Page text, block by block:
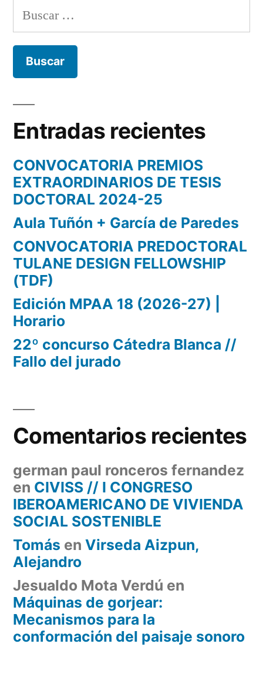
Buscar:
Entradas recientes
CONVOCATORIA PREMIOS
EXTRAORDINARIOS DE TESIS
DOCTORAL 2024-25
Aula Tuñón + García de Paredes
CONVOCATORIA PREDOCTORAL
TULANE DESIGN FELLOWSHIP
(TDF)
Edición MPAA 18 (2026-27) |
Horario
22º concurso Cátedra Blanca //
Fallo del jurado
Comentarios recientes
german paul ronceros fernandez
en CIVISS // I CONGRESO
IBEROAMERICANO DE VIVIENDA
SOCIAL SOSTENIBLE
Tomás en Virseda Aizpun,
Alejandro
Jesualdo Mota Verdú en
Máquinas de gorjear:
Mecanismos para la
conformación del paisaje sonoro